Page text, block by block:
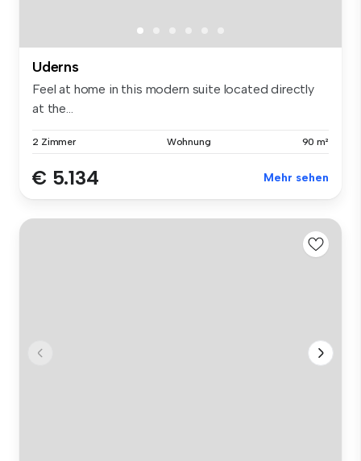
Uderns
Feel at home in this modern suite located directly
at the...
2 Zimmer Wohnung 90 m²
€ 5.134 Mehr sehen